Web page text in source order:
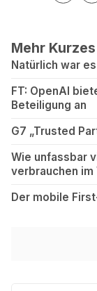
Mehr Kurzes
Natürlich war
FT: OpenAI
Beteiligung an
G7 „Trusted
Wie unfassbar
verbrauchen im
Der mobile